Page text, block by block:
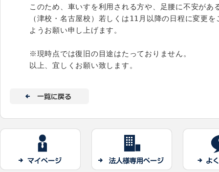
このため、車いすを利用される方や、足腰に不安があ
（津校・名古屋校）若しくは11月以降の日程に変更
ようお願い申し上げます。
※現時点では復旧の目途はたっておりません。
以上、宜しくお願い致します。